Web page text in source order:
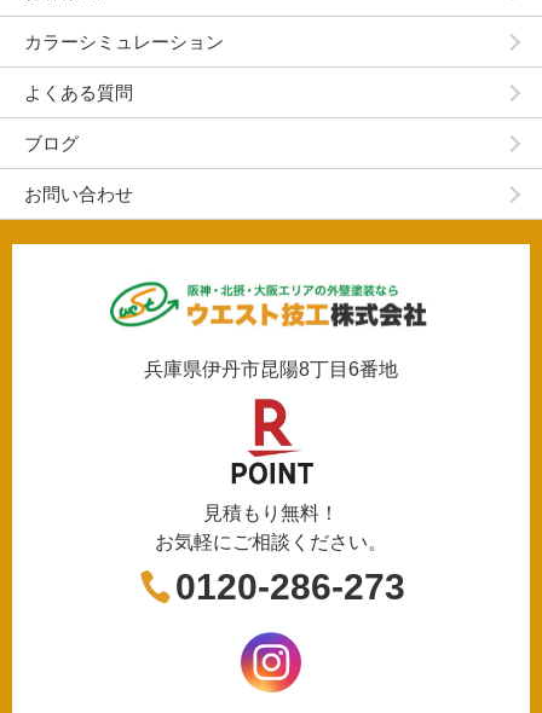
カラーシミュレーション
よくある質問
ブログ
お問い合わせ
兵庫県伊丹市昆陽8丁目6番地
見積もり無料！
お気軽にご相談ください。
0120-286-273